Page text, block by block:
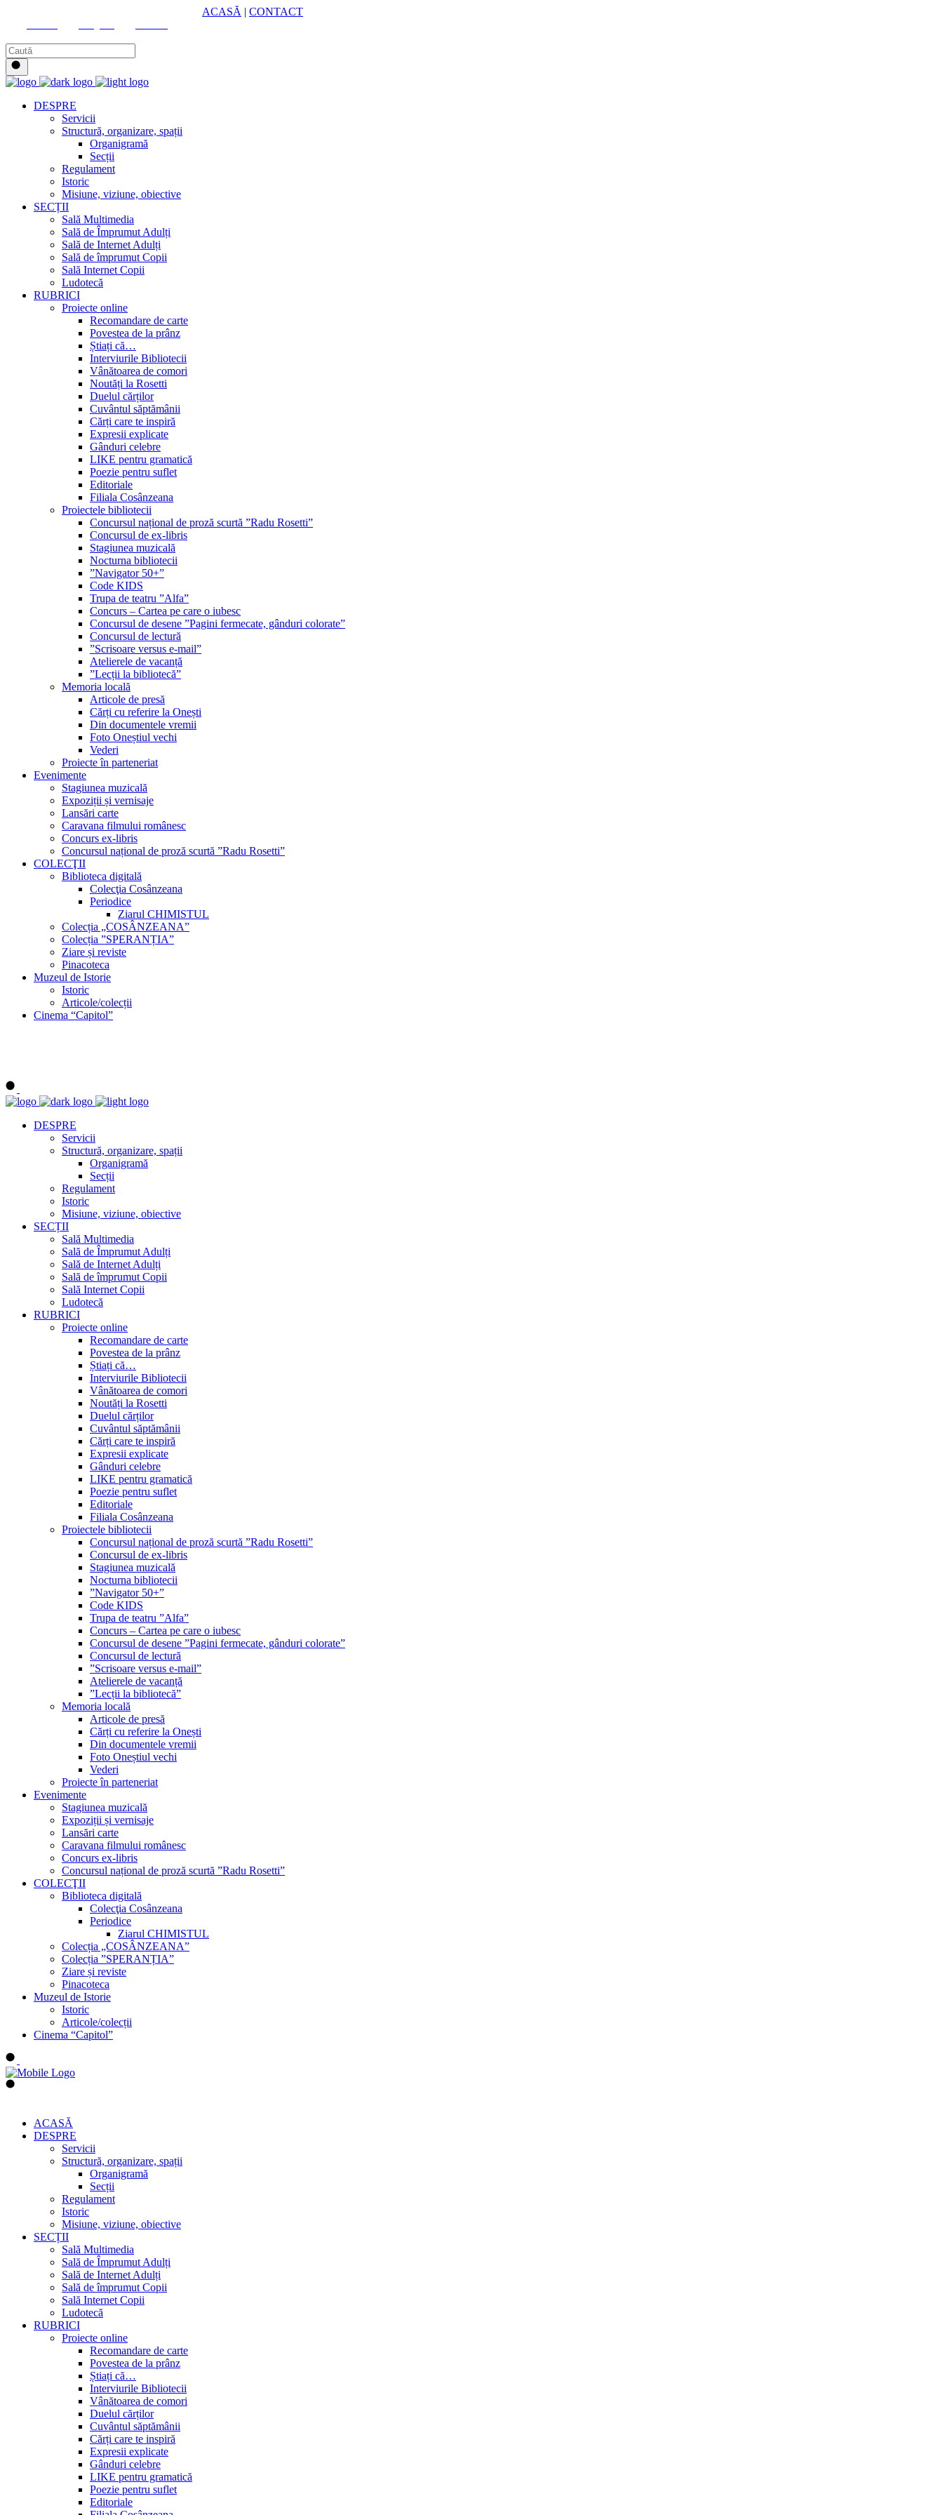
ACASĂ | CONTACT
DESPRE
Servicii
Structură, organizare, spații
Organigramă
Secții
Regulament
Istoric
Misiune, viziune, obiective
SECȚII
Sală Multimedia
Sală de Împrumut Adulți
Sală de Internet Adulți
Sală de împrumut Copii
Sală Internet Copii
Ludotecă
RUBRICI
Proiecte online
Recomandare de carte
Povestea de la prânz
Știați că…
Interviurile Bibliotecii
Vânătoarea de comori
Noutăți la Rosetti
Duelul cărților
Cuvântul săptămânii
Cărți care te inspiră
Expresii explicate
Gânduri celebre
LIKE pentru gramatică
Poezie pentru suflet
Editoriale
Filiala Cosânzeana
Proiectele bibliotecii
Concursul național de proză scurtă ”Radu Rosetti”
Concursul de ex-libris
Stagiunea muzicală
Nocturna bibliotecii
”Navigator 50+”
Code KIDS
Trupa de teatru ”Alfa”
Concurs – Cartea pe care o iubesc
Concursul de desene ”Pagini fermecate, gânduri colorate”
Concursul de lectură
”Scrisoare versus e-mail”
Atelierele de vacanță
”Lecții la bibliotecă”
Memoria locală
Articole de presă
Cărți cu referire la Onești
Din documentele vremii
Foto Oneștiul vechi
Vederi
Proiecte în parteneriat
Evenimente
Stagiunea muzicală
Expoziții și vernisaje
Lansări carte
Caravana filmului românesc
Concurs ex-libris
Concursul național de proză scurtă ”Radu Rosetti”
COLECŢII
Biblioteca digitală
Colecţia Cosânzeana
Periodice
Ziarul CHIMISTUL
Colecția „COSÂNZEANA”
Colecția ”SPERANȚIA”
Ziare și reviste
Pinacoteca
Muzeul de Istorie
Istoric
Articole/colecții
Cinema “Capitol”
DESPRE
Servicii
Structură, organizare, spații
Organigramă
Secții
Regulament
Istoric
Misiune, viziune, obiective
SECȚII
Sală Multimedia
Sală de Împrumut Adulți
Sală de Internet Adulți
Sală de împrumut Copii
Sală Internet Copii
Ludotecă
RUBRICI
Proiecte online
Recomandare de carte
Povestea de la prânz
Știați că…
Interviurile Bibliotecii
Vânătoarea de comori
Noutăți la Rosetti
Duelul cărților
Cuvântul săptămânii
Cărți care te inspiră
Expresii explicate
Gânduri celebre
LIKE pentru gramatică
Poezie pentru suflet
Editoriale
Filiala Cosânzeana
Proiectele bibliotecii
Concursul național de proză scurtă ”Radu Rosetti”
Concursul de ex-libris
Stagiunea muzicală
Nocturna bibliotecii
”Navigator 50+”
Code KIDS
Trupa de teatru ”Alfa”
Concurs – Cartea pe care o iubesc
Concursul de desene ”Pagini fermecate, gânduri colorate”
Concursul de lectură
”Scrisoare versus e-mail”
Atelierele de vacanță
”Lecții la bibliotecă”
Memoria locală
Articole de presă
Cărți cu referire la Onești
Din documentele vremii
Foto Oneștiul vechi
Vederi
Proiecte în parteneriat
Evenimente
Stagiunea muzicală
Expoziții și vernisaje
Lansări carte
Caravana filmului românesc
Concurs ex-libris
Concursul național de proză scurtă ”Radu Rosetti”
COLECŢII
Biblioteca digitală
Colecţia Cosânzeana
Periodice
Ziarul CHIMISTUL
Colecția „COSÂNZEANA”
Colecția ”SPERANȚIA”
Ziare și reviste
Pinacoteca
Muzeul de Istorie
Istoric
Articole/colecții
Cinema “Capitol”
ACASĂ
DESPRE
Servicii
Structură, organizare, spații
Organigramă
Secții
Regulament
Istoric
Misiune, viziune, obiective
SECȚII
Sală Multimedia
Sală de Împrumut Adulți
Sală de Internet Adulți
Sală de împrumut Copii
Sală Internet Copii
Ludotecă
RUBRICI
Proiecte online
Recomandare de carte
Povestea de la prânz
Știați că…
Interviurile Bibliotecii
Vânătoarea de comori
Duelul cărților
Cuvântul săptămânii
Cărți care te inspiră
Expresii explicate
Gânduri celebre
LIKE pentru gramatică
Poezie pentru suflet
Editoriale